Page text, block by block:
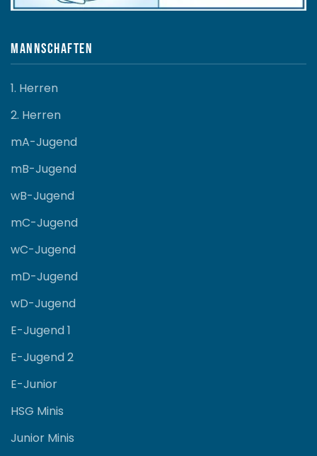
Mannschaften
1. Herren
2. Herren
mA-Jugend
mB-Jugend
wB-Jugend
mC-Jugend
wC-Jugend
mD-Jugend
wD-Jugend
E-Jugend 1
E-Jugend 2
E-Junior
HSG Minis
Junior Minis